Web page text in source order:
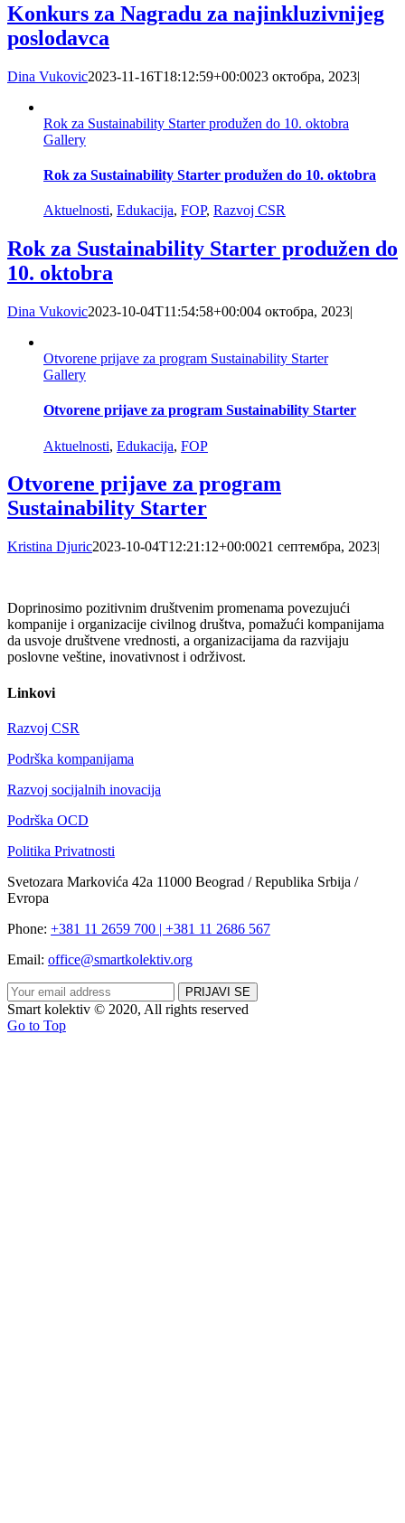
Konkurs za Nagradu za najinkluzivnijeg
poslodavca
Dina Vukovic2023-11-16T18:12:59+00:0023 октобра, 2023|
Rok za Sustainability Starter produžen do 10. oktobra
Gallery
Rok za Sustainability Starter produžen do 10. oktobra
Aktuelnosti, Edukacija, FOP, Razvoj CSR
Rok za Sustainability Starter produžen do
10. oktobra
Dina Vukovic2023-10-04T11:54:58+00:004 октобра, 2023|
Otvorene prijave za program Sustainability Starter
Gallery
Otvorene prijave za program Sustainability Starter
Aktuelnosti, Edukacija, FOP
Otvorene prijave za program
Sustainability Starter
Kristina Djuric2023-10-04T12:21:12+00:0021 септембра, 2023|
Doprinosimo pozitivnim društvenim promenama povezujući
kompanije i organizacije civilnog društva, pomažući kompanijama
da usvoje društvene vrednosti, a organizacijama da razvijaju
poslovne veštine, inovativnost i održivost.
Linkovi
Razvoj CSR
Podrška kompanijama
Razvoj socijalnih inovacija
Podrška OCD
Politika Privatnosti
Svetozara Markovića 42a 11000 Beograd / Republika Srbija /
Evropa
Phone: +381 11 2659 700 | +381 11 2686 567
Email: office@smartkolektiv.org
Smart kolektiv © 2020, All rights reserved
Go to Top